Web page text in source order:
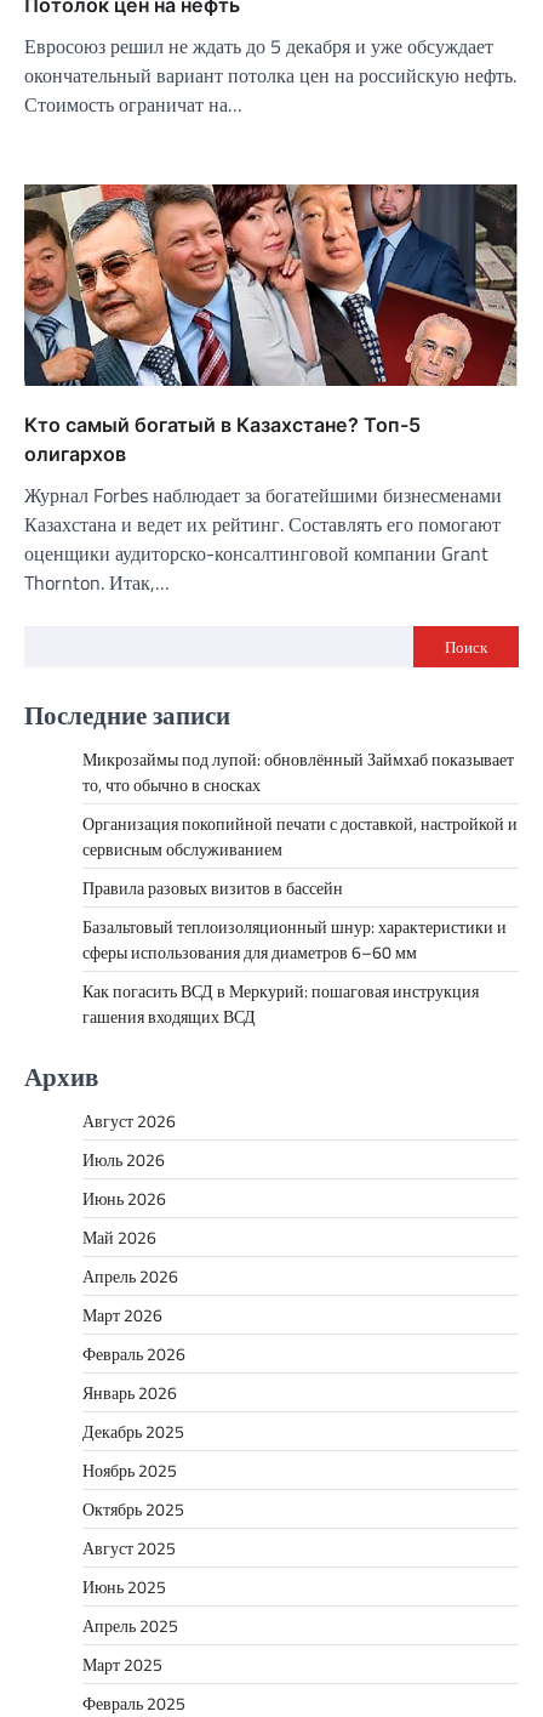
Евросоюз решил не ждать до 5 декабря и уже обсуждает
окончательный вариант потолка цен на российскую нефть.
Стоимость ограничат на…
Кто самый богатый в Казахстане? Топ-5
олигархов
Журнал Forbes наблюдает за богатейшими бизнесменами
Казахстана и ведет их рейтинг. Составлять его помогают
оценщики аудиторско-консалтинговой компании Grant
Thornton. Итак,…
Поиск
Последние записи
Микрозаймы под лупой: обновлённый Займхаб показывает
то, что обычно в сносках
Организация покопийной печати с доставкой, настройкой и
сервисным обслуживанием
Правила разовых визитов в бассейн
Базальтовый теплоизоляционный шнур: характеристики и
сферы использования для диаметров 6–60 мм
Как погасить ВСД в Меркурий: пошаговая инструкция
гашения входящих ВСД
Архив
Август 2026
Июль 2026
Июнь 2026
Май 2026
Апрель 2026
Март 2026
Февраль 2026
Январь 2026
Декабрь 2025
Ноябрь 2025
Октябрь 2025
Август 2025
Июнь 2025
Апрель 2025
Март 2025
Февраль 2025